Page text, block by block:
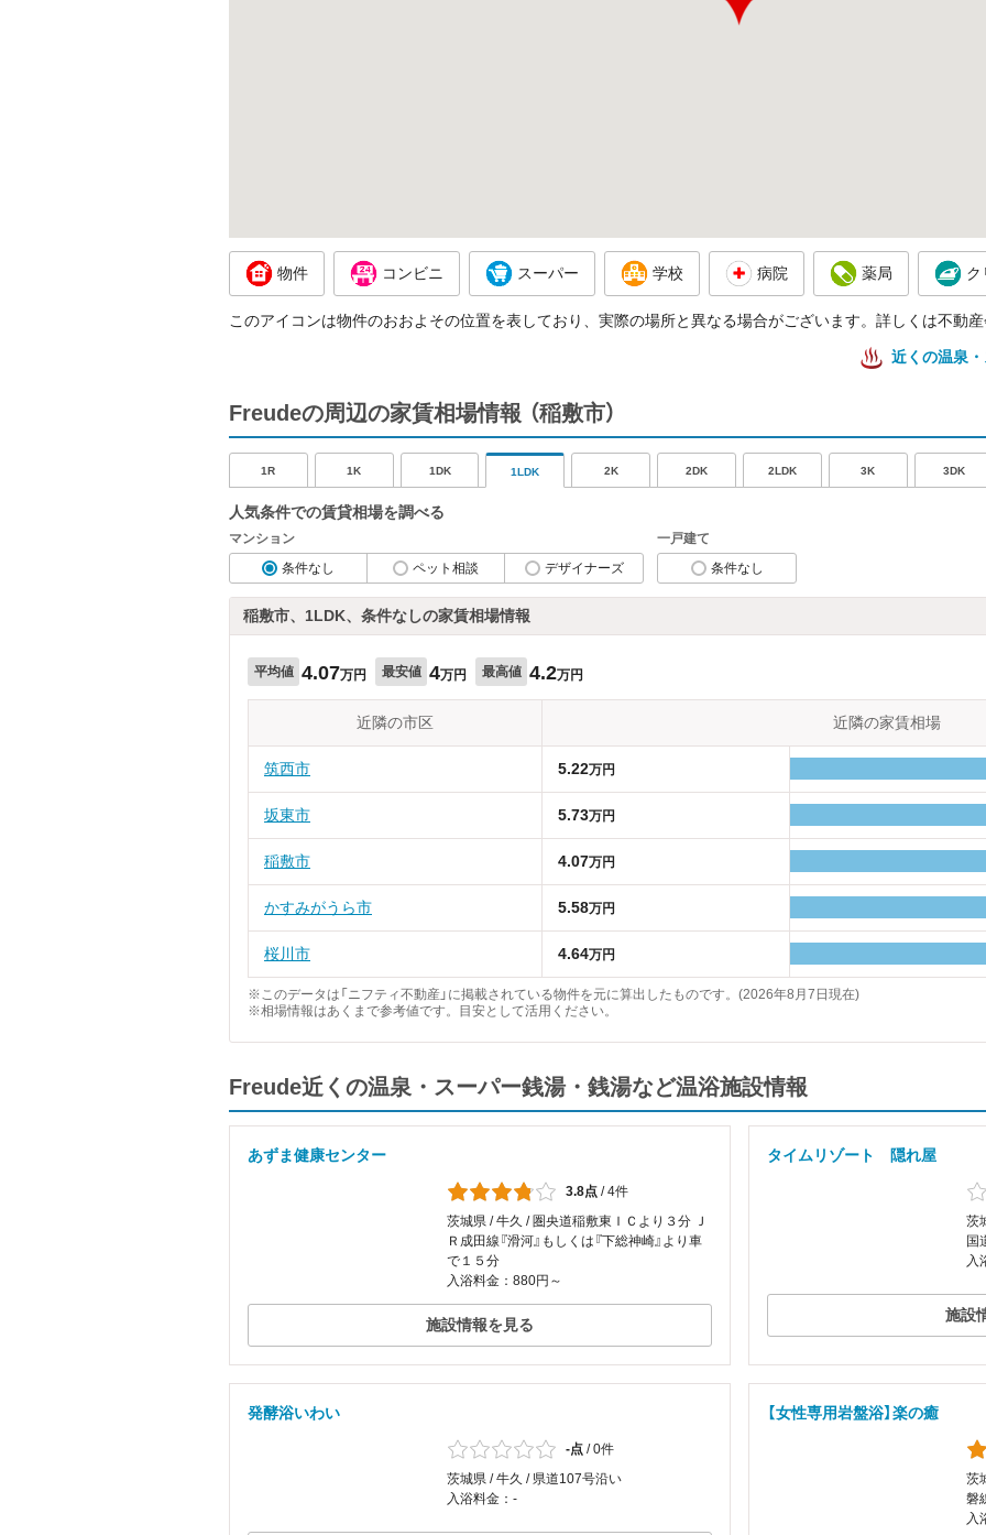
物件 コンビニ スーパー 学校 病院 薬局 ク
このアイコンは物件のおおよその位置を表しており、実際の場所と異なる場合がございます。詳しくは不動産
近くの温泉
Freudeの周辺の家賃相場情報 （稲敷市）
1R 1K 1DK 1LDK 2K 2DK 2LDK 3K 3DK
人気条件での賃貸相場を調べる
マンション
条件なし
ペット相談 デザイナーズ
一戸建て
条件なし
稲敷市、1LDK、条件なしの家賃相場情報
平均値 4.07万円 最安値 4万円 最高値 4.2万円
近隣の市区 近隣の家賃相場
筑西市 5.22万円
坂東市 5.73万円
稲敷市 4.07万円
かすみがうら市 5.58万円
桜川市 4.64万円
※このデータは「ニフティ不動産」に掲載されている物件を元に算出したものです。(2026年8月7日現在)
※相場情報はあくまで参考値です。目安として活用ください。
Freude近くの温泉・スーパー銭湯・銭湯など温浴施設情報
あずま健康センター
3.8点 /4件
茨城県 / 牛久 / 圏央道稲敷東ＩＣより３分 Ｊ
Ｒ成田線『滑河』もしくは『下総神崎』より車
で１５分
入浴料金：880円～
施設情報を見る
タイムリゾート 隠れ屋
茨
国
入
施設
発酵浴いわい
-点 /0件
茨城県 / 牛久 / 県道107号沿い
入浴料金：-
【女性専用岩盤浴】楽の癒
茨
磐
入